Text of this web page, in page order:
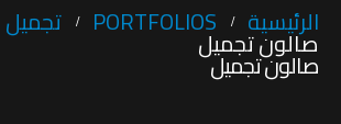
الرئيسية PORTFOLIOS تجميل
صالون تجميل
صالون تجميل